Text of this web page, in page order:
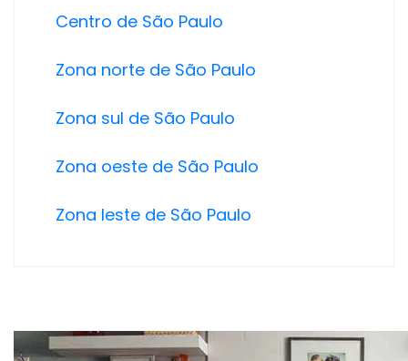
Centro de São Paulo
Zona norte de São Paulo
Zona sul de São Paulo
Zona oeste de São Paulo
Zona leste de São Paulo